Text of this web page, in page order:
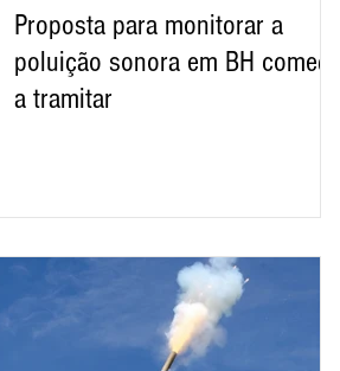
Proposta para monitorar a
poluição sonora em BH começa
a tramitar